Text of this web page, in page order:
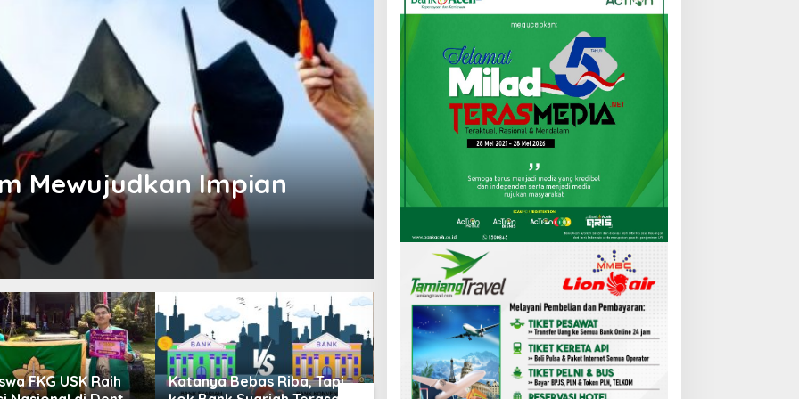
Mewujudkan Impian
FKG USK Raih
Katanya Bebas Riba, Tapi
IKAPA dan Komunitas
Siapkan Tenaga Terampil